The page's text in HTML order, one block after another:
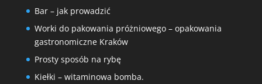
Bar – jak prowadzić
Worki do pakowania próżniowego – opakowania
gastronomiczne Kraków
Prosty sposób na rybę
Kiełki – witaminowa bomba.